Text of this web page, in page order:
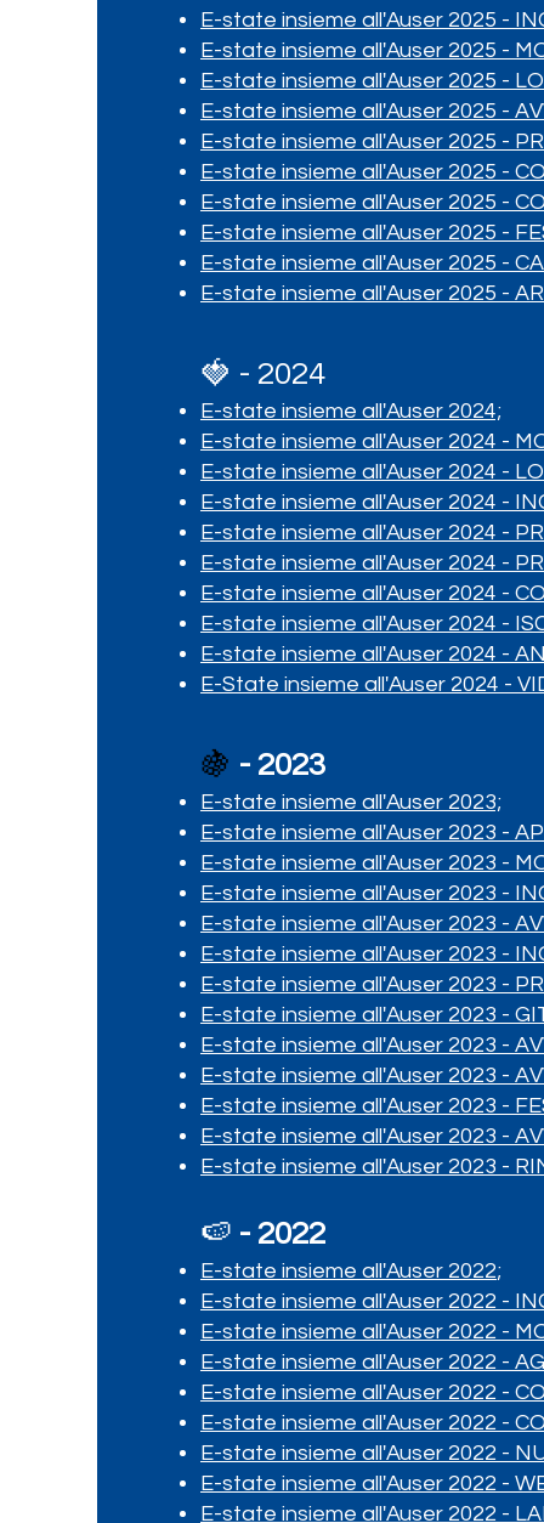
E-state insieme all'Auser 2025 -
E-state insieme all'Auser 2025 -
E-state insieme all'Auser 2025 -
E-state insieme all'Auser 2025 -
E-state insieme all'Auser 2025 -
E-state insieme all'Auser 2025 -
E-state insieme all'Auser 2025 -
E-state insieme all'Auser 2025 -
E-state insieme all'Auser 2025 -
E-state insieme all'Auser 2025 -
🍓 - 2024
E-state insieme all'Auser 2024;
E-state insieme all'Auser 2024 -
E-state insieme all'Auser 2024 -
E-state insieme all'Auser 2024 -
E-state insieme all'Auser 2024 -
E-state insieme all'Auser 2024 -
E-state insieme all'Auser 2024 -
E-state insieme all'Auser 2024 -
E-state insieme all'Auser 2024 -
E-State insieme all'Auser 2024 -
🍇 - 2023
E-state insieme all'Auser 2023;
E-state insieme all'Auser 2023 -
E-state insieme all'Auser 2023 -
E-state insieme all'Auser 2023 -
E-state insieme all'Auser 2023 -
E-state insieme all'Auser 2023 -
E-state insieme all'Auser 2023 -
E-state insieme all'Auser 2023 -
E-state insieme all'Auser 2023 -
E-state insieme all'Auser 2023 -
E-state insieme all'Auser 2023 -
E-state insieme all'Auser 2023 -
E-state insieme all'Auser 2023 -
🍉 - 2022
E-state insieme all'Auser 2022;
E-state insieme all'Auser 2022 -
E-state insieme all'Auser 2022 -
E-state insieme all'Auser 2022 -
E-state insieme all'Auser 2022 -
E-state insieme all'Auser 2022 -
E-state insieme all'Auser 2022 -
E-state insieme all'Auser 2022 -
E-state insieme all'Auser 2022 -